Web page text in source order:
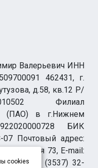
Валерьевич ИНН
462431, г.
д.58, кв.12 Р/
Филиал
(ПАО) в г.Нижнем
БИК
07 Почтовый адрес:
19 а/я 73, E-mail:
(3537) 32-
cookies